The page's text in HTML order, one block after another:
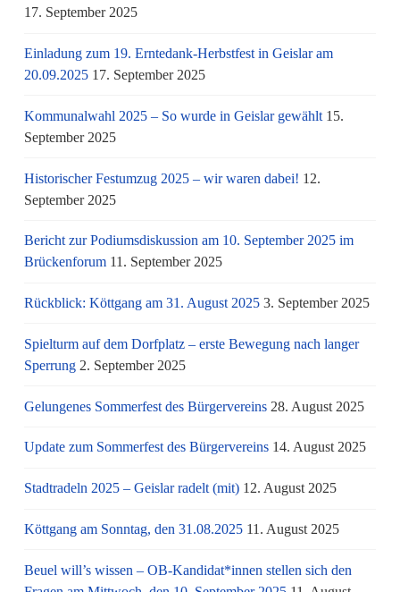
17. September 2025
Einladung zum 19. Erntedank-Herbstfest in Geislar am
20.09.2025 17. September 2025
Kommunalwahl 2025 – So wurde in Geislar gewählt 15.
September 2025
Historischer Festumzug 2025 – wir waren dabei! 12.
September 2025
Bericht zur Podiumsdiskussion am 10. September 2025 im
Brückenforum 11. September 2025
Rückblick: Köttgang am 31. August 2025 3. September 2025
Spielturm auf dem Dorfplatz – erste Bewegung nach langer
Sperrung 2. September 2025
Gelungenes Sommerfest des Bürgervereins 28. August 2025
Update zum Sommerfest des Bürgervereins 14. August 2025
Stadtradeln 2025 – Geislar radelt (mit) 12. August 2025
Köttgang am Sonntag, den 31.08.2025 11. August 2025
Beuel will’s wissen – OB-Kandidat*innen stellen sich den